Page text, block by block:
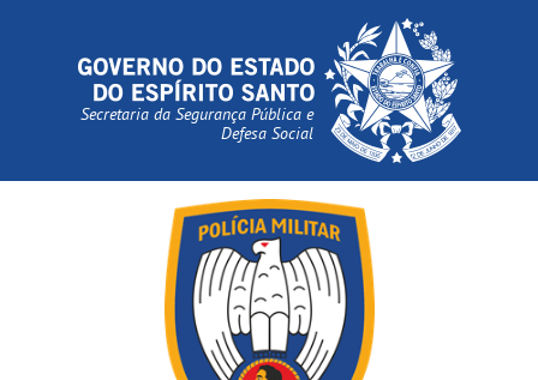
Secretaria da Segurança Pública e
Defesa Social